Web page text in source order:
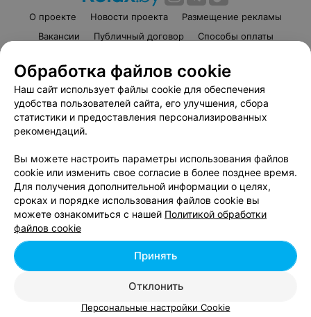
О проекте Новости проекта
Размещение рекламы
Вакансии
Публичный договор
Способы оплаты
«Афиша»
Пользовательское соглашение
Написать в поддержку
Связаться по вопросам сотрудничества
Персональные настройки cookie
Обработка персональных данных
| 220012, Республика Беларусь, г. Минск,
Обработка файлов cookie
Наш сайт использует файлы cookie для обеспечения
удобства пользователей сайта, его улучшения, сбора
статистики и предоставления персонализированных
рекомендаций.
Вы можете настроить параметры использования файлов
cookie или изменить свое согласие в более позднее время.
Для получения дополнительной информации о целях,
сроках и порядке использования файлов cookie вы
можете ознакомиться с нашей Политикой обработки
файлов cookie
Отклонить
Принять
Персональные настройки Cookie